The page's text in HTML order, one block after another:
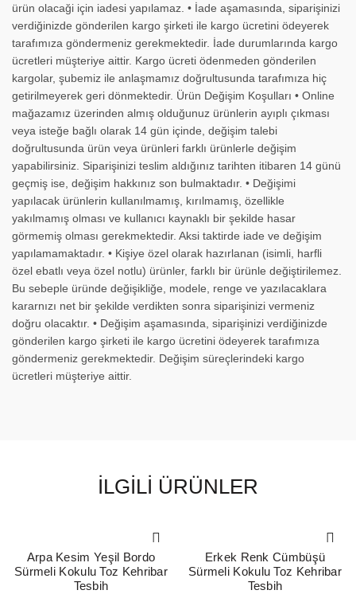
ürün olacaği için iadesi yapılamaz. • İade aşamasında, siparişinizi
verdiğinizde gönderilen kargo şirketi ile kargo ücretini ödeyerek
tarafımıza göndermeniz gerekmektedir. İade durumlarında kargo
ücretleri müşteriye aittir. Kargo ücreti ödenmeden gönderilen
kargolar, şubemiz ile anlaşmamız doğrultusunda tarafımıza hiç
getirilmeyerek geri dönmektedir. Ürün Değişim Koşulları • Online
mağazamız üzerinden almış olduğunuz ürünlerin ayıplı çıkması
veya isteğe bağlı olarak 14 gün içinde, değişim talebi
doğrultusunda ürün veya ürünleri farklı ürünlerle değişim
yapabilirsiniz. Siparişinizi teslim aldığınız tarihten itibaren 14 günü
geçmiş ise, değişim hakkınız son bulmaktadır. • Değişimi
yapılacak ürünlerin kullanılmamış, kırılmamış, özellikle
yakılmamış olması ve kullanıcı kaynaklı bir şekilde hasar
görmemiş olması gerekmektedir. Aksi taktirde iade ve değişim
yapılamamaktadır. • Kişiye özel olarak hazırlanan (isimli, harfli
özel ebatlı veya özel notlu) ürünler, farklı bir ürünle değiştirilemez.
Bu sebeple üründe değişikliğe, modele, renge ve yazılacaklara
kararnızı net bir şekilde verdikten sonra siparişinizi vermeniz
doğru olacaktır. • Değişim aşamasında, siparişinizi verdiğinizde
gönderilen kargo şirketi ile kargo ücretini ödeyerek tarafımıza
göndermeniz gerekmektedir. Değişim süreçlerindeki kargo
ücretleri müşteriye aittir.
İLGILI ÜRÜNLER
Arpa Kesim Yeşil Bordo
Sürmeli Kokulu Toz Kehribar
Tesbih
Erkek Renk Cümbüşü
Sürmeli Kokulu Toz Kehribar
Tesbih